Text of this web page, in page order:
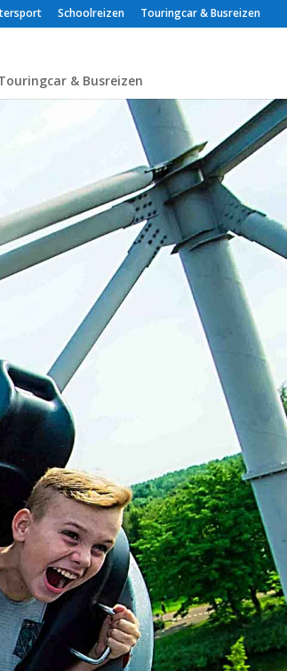
Schoolreizen Touringcar & Busreizen
& Busreizen